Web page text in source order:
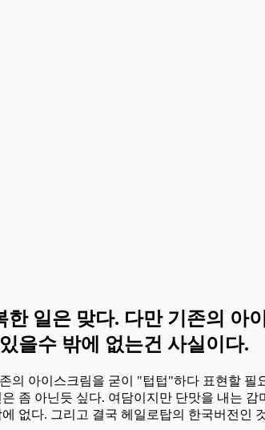
일은 맞다. 다만 기존의
을수 밖에 없는건 사실이다.
의 아이스크림을 굳이 "텁텁"하다 표현할
좀 아닌듯 싶다. 여담이지만 단맛을 내는
없다. 그리고 결국 헤일로탑의 한국버전인